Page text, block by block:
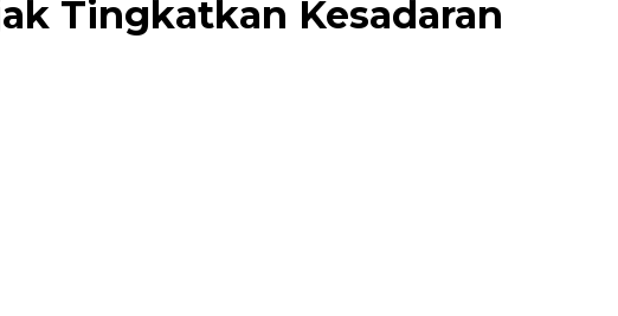
Tingkatkan Kesadaran